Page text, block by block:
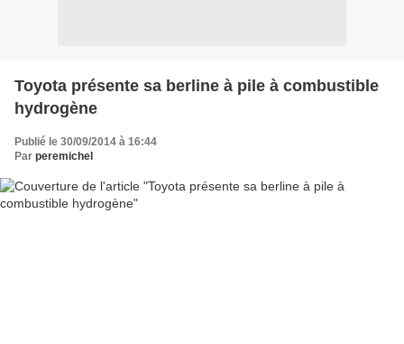
Toyota présente sa berline à pile à combustible
hydrogène
Publié le 30/09/2014 à 16:44
Par peremichel